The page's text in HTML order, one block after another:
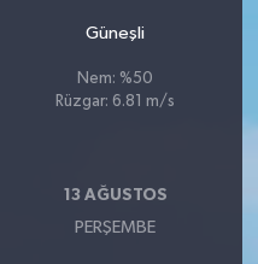
Güneşli
Nem: %50
Rüzgar: 6.81 m/s
13 AĞUSTOS
PERŞEMBE